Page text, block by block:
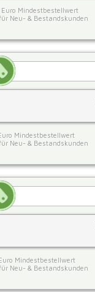
Euro Mindestbestellwert
Neu- & Bestandskunden
Mindestbestellwert
Neu- & Bestandskunden
Mindestbestellwert
Neu- & Bestandskunden